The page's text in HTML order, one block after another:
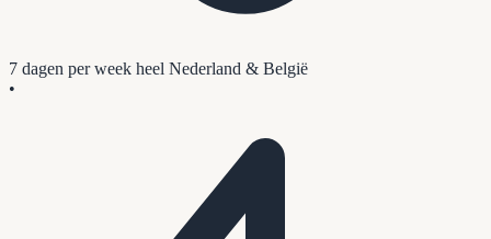
7 dagen per week heel Nederland & België
•